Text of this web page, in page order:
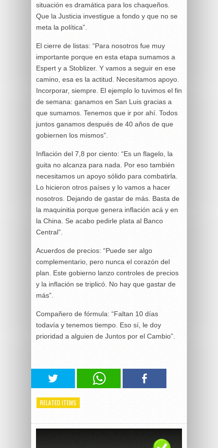
situación es dramática para los chaqueños.
Que la Justicia investigue a fondo y que no se
meta la política”.
El cierre de listas: “Para nosotros fue muy
importante porque en esta etapa sumamos a
Espert y a Stoblizer. Y vamos a seguir en ese
camino, esa es la actitud. Necesitamos apoyo.
Incorporar, siempre. El ejemplo lo tuvimos el fin
de semana: ganamos en San Luis gracias a
que sumamos. Tenemos que ir por ahí. Todos
juntos ganamos después de 40 años de que
gobiernen los mismos”.
Inflación del 7,8 por ciento: “Es un flagelo, la
guita no alcanza para nada. Por eso también
necesitamos un apoyo sólido para combatirla.
Lo hicieron otros países y lo vamos a hacer
nosotros. Dejando de gastar de más. Basta de
la maquinitia porque genera inflación acá y en
la China. Se acabo pedirle plata al Banco
Central”.
Acuerdos de precios: “Puede ser algo
complementario, pero nunca el corazón del
plan. Este gobierno lanzo controles de precios
y la inflación se triplicó. No hay que gastar de
más”.
Compañero de fórmula: “Faltan 10 días
todavía y tenemos tiempo. Eso sí, le doy
prioridad a alguien de Juntos por el Cambio”.
RELATED ITEMS